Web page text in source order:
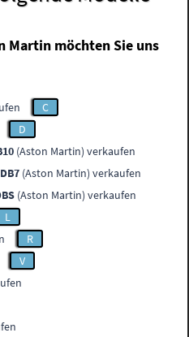
Martin möchten Sie uns
C
D
(Aston Martin) verkaufen
DB7 (Aston Martin) verkaufen
(Aston Martin) verkaufen
L
R
V